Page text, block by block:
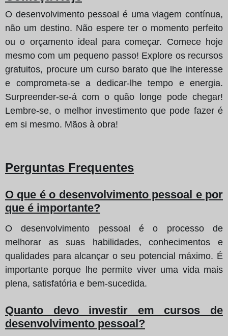
O desenvolvimento pessoal é uma viagem contínua,
não um destino. Não espere ter o momento perfeito
ou o orçamento ideal para começar. Comece hoje
mesmo com um pequeno passo! Explore os recursos
gratuitos, procure um curso barato que lhe interesse
e comprometa-se a dedicar-lhe tempo e energia.
Surpreender-se-á com o quão longe pode chegar!
Lembre-se, o melhor investimento que pode fazer é
em si mesmo. Mãos à obra!
Perguntas Frequentes
O que é o desenvolvimento pessoal e por
que é importante?
O desenvolvimento pessoal é o processo de
melhorar as suas habilidades, conhecimentos e
qualidades para alcançar o seu potencial máximo. É
importante porque lhe permite viver uma vida mais
plena, satisfatória e bem-sucedida.
Quanto devo investir em cursos de
desenvolvimento pessoal?